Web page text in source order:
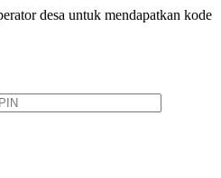
desa untuk mendapatkan kode